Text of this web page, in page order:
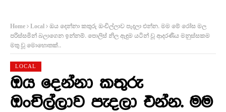
Home Local
ඔය දෙන්නා කතුරු ඔංචිල්ලාව පැදලා එන්න. මම මේ රෝස මල
පරිස්සමින් බලාගෙන ඉන්නම්. පොලිස් නිල ඇඳුම යටින් වූ ආදරණීය මනුස්සකම
මතු වූ මොහොතක්..
LOCAL
ඔය දෙන්නා කතුරු
ඔංචිල්ලාව පැදලා එන්න. මම